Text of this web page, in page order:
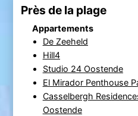
Près de la plage
Appartements
De Zeeheld
Hill4
Studio 24 Oostende
El Mirador Penthouse
Casselbergh
Oostende